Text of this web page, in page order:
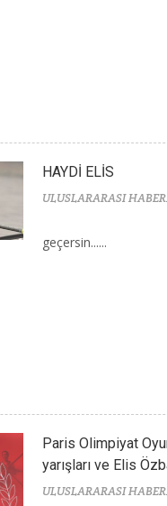
HAYDİ ELİS
ULUSLARARASI
geçersin......
Paris Olimpiyat
yarışları ve Elis
ULUSLARARASI